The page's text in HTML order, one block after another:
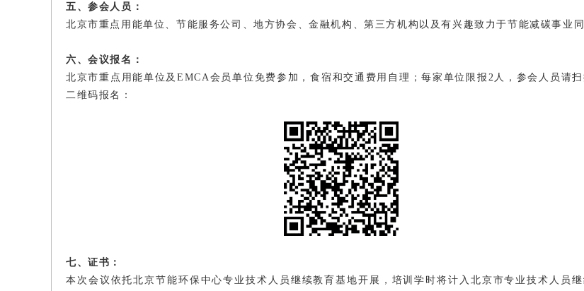
五、参会人员：
北京市重点用能单位、节能服务公司、地方协会、金融机构、第三方机构以及有兴趣致力于节能减碳事业同
六、会议报名：
北京市重点用能单位及EMCA会员单位免费参加，食宿和交通费用自理；每家单位限报2人，参会人员请
二维码报名：
七、证书：
本次会议依托北京节能环保中心专业技术人员继续教育基地开展，培训学时将计入北京市专业技术人员继